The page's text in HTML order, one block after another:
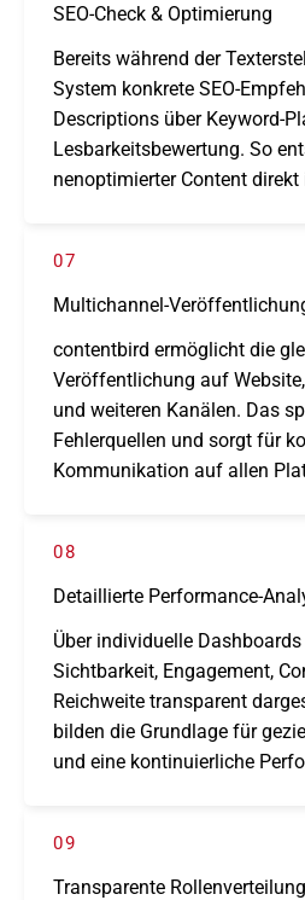
SEO-Check & Optimierung
Bereits während der
System konkrete SEO-
Descriptions über Keyword-
Lesbarkeitsbewertung. So
nen­op­ti­mier­ter Content direkt
07
Multichannel-
content­bird ermög­licht die
Veröffentlichung auf
und weite­ren Kanälen. Das
Fehlerquellen und sorgt für
Kommunikation auf allen
08
Detaillierte Performance-
Über indi­vi­du­elle
Sichtbarkeit, Engagement,
Reichweite trans­pa­rent
bilden die Grundlage für
und eine konti­nu­ier­li­che
09
Transparente Rollenverteilung